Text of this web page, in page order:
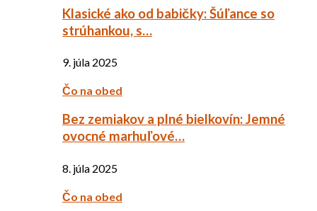
Klasické ako od babičky: Šúľance so
strúhankou, s…
9. júla 2025
Čo na obed
Bez zemiakov a plné bielkovín: Jemné
ovocné marhuľové…
8. júla 2025
Čo na obed